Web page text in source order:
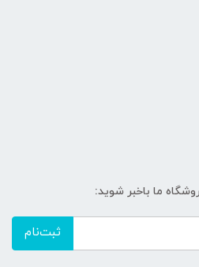
ما باخبر شوید:
ثبت‌نام